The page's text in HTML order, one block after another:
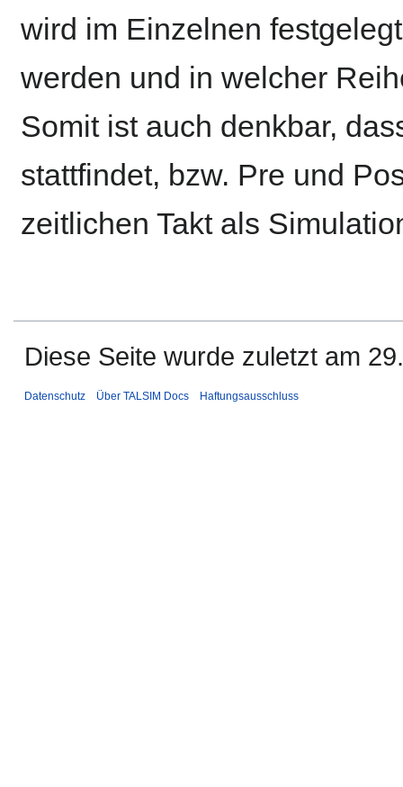
wird im Einzelnen
werden und in welcher
Somit ist auch denkbar,
stattfindet, bzw. Pre und
zeitlichen Takt als
Diese Seite wurde zuletzt am
Datenschutz Über TALSIM Docs Haftungsausschluss